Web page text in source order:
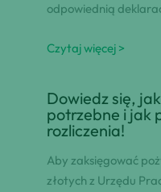
odpowiednią
Czytaj więcej >
Dowiedz się,
potrzebne i jak
rozliczenia!
Aby zaksięgować
złotych z Urzędu